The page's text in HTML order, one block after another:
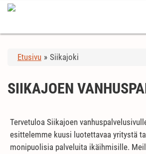
Etusivu » Siikajoki
SIIKAJOEN
Tervetuloa Siikajoen
esittelemme kuusi luotettavaa yritystä
monipuolisia palveluita ikäihmisille.